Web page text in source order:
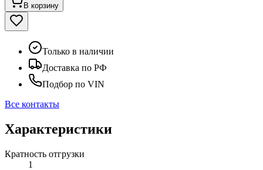
В корзину
Только в наличии
Доставка по РФ
Подбор по VIN
Все контакты
Характеристики
Кратность отгрузки
1